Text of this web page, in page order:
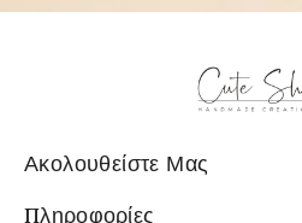
Ακολουθείστε Μας
Πληροφορίες